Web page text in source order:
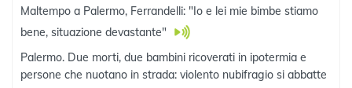
Maltempo a Palermo, Ferrandelli: "Io e lei mie bimbe stiamo
bene, situazione devastante"
Palermo. Due morti, due bambini ricoverati in ipotermia e
persone che nuotano in strada: violento nubifragio si abbatte